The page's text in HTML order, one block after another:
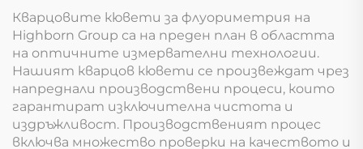
разпръскване
Кварцовите кювети за флуориметрия на
Highborn Group са на преден план в областта
на оптичните измервателни технологии.
Нашият кварцов кювети се произвеждат чрез
напреднали производствени процеси, които
гарантират изключителна чистота и
издръжливост. Производственият процес
включва множество проверки на качеството и